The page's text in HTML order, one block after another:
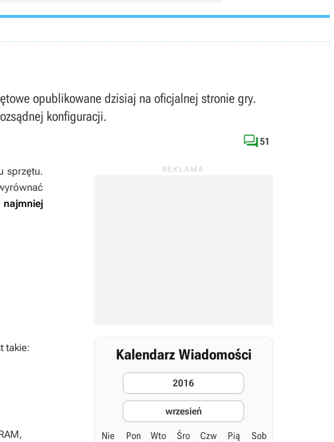
opublikowane dzisiaj na oficjalnej stronie gry.
konfiguracji.
51
sprzętu.
takie: Kalendarz Wiadomości
2016
wrzesień
Nie Pon Wto Śro Czw Pią Sob